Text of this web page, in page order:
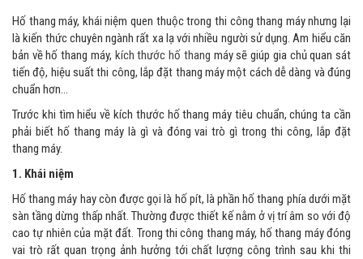
Hố thang máy, khái niệm quen thuộc trong thi công thang máy nhưng lại
là kiến thức chuyên ngành rất xa lạ với nhiều người sử dụng. Am hiểu căn
bản về hố thang máy, kích thước hố thang máy sẽ giúp gia chủ quan sát
tiến độ, hiệu suất thi công, lắp đặt thang máy một cách dễ dàng và đúng
chuẩn hơn…
Trước khi tìm hiểu về kích thước hố thang máy tiêu chuẩn, chúng ta cần
phải biết hố thang máy là gì và đóng vai trò gì trong thi công, lắp đặt
thang máy.
1. Khái niệm
Hố thang máy hay còn được gọi là hố pít, là phần hố thang phía dưới mặt
sàn tầng dừng thấp nhất. Thường được thiết kế nằm ở vị trí âm so với độ
cao tự nhiên của mặt đất. Trong thi công thang máy, hố thang máy đóng
vai trò rất quan trọng ảnh hưởng tới chất lượng công trình sau khi thi